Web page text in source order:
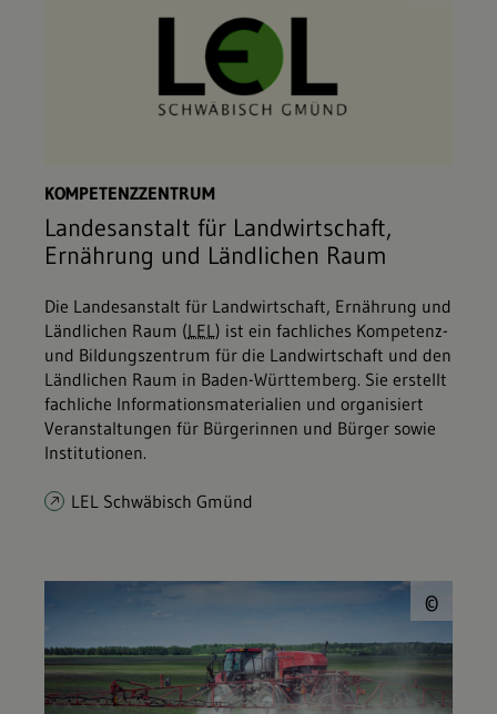
KOMPETENZZENTRUM
Landesanstalt für Landwirtschaft,
Ernährung und Ländlichen Raum
Die Landesanstalt für Landwirtschaft, Ernährung und
Ländlichen Raum (LEL) ist ein fachliches Kompetenz-
und Bildungszentrum für die Landwirtschaft und den
Ländlichen Raum in Baden-Württemberg. Sie erstellt
fachliche Informationsmaterialien und organisiert
Veranstaltungen für Bürgerinnen und Bürger sowie
Institutionen.
LEL Schwäbisch Gmünd
©